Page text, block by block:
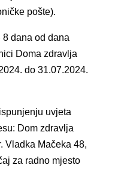
pošte).
dana od dana
Doma zdravlja
do 31.07.2024.
uvjeta
Dom zdravlja
Vladka Mačeka 48,
za radno mjesto